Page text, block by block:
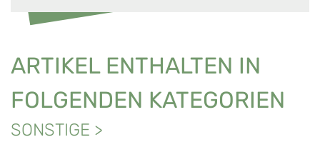
ARTIKEL ENTHALTEN IN
FOLGENDEN KATEGORIEN
SONSTIGE >